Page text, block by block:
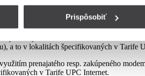
Prispôsobiť
modemu od Poskytovateľa podľa
zakúpeného modemu GIGA
a to v lokalitách špecifikovaných v Tarife
prenajatého resp. zakúpeného
v Tarife UPC Internet.